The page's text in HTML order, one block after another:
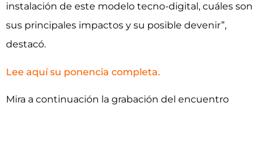
instalación de este modelo tecno-digital, cuáles son
sus principales impactos y su posible devenir”,
destacó.
Lee aquí su ponencia completa.
Mira a continuación la grabación del encuentro